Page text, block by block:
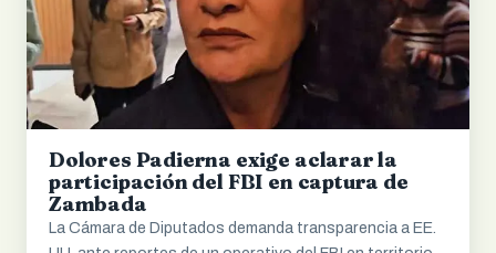
Dolores Padierna exige aclarar la
participación del FBI en captura de
Zambada
La Cámara de Diputados demanda transparencia a EE.